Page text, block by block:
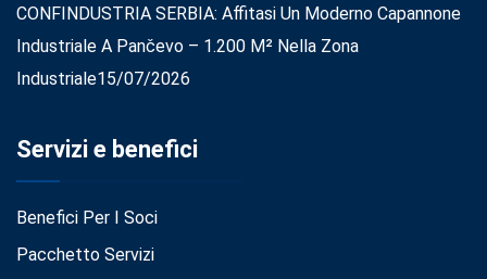
CONFINDUSTRIA SERBIA: Affitasi Un Moderno Capannone
Industriale A Pančevo – 1.200 M² Nella Zona
Industriale15/07/2026
Servizi e benefici
Benefici Per I Soci
Pacchetto Servizi